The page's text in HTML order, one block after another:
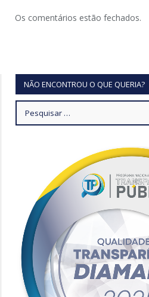
Os comentários estão fechados.
NÃO ENCONTROU O QUE QUERIA?